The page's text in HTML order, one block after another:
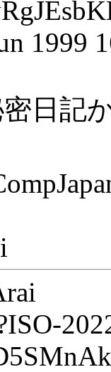
1999
日記